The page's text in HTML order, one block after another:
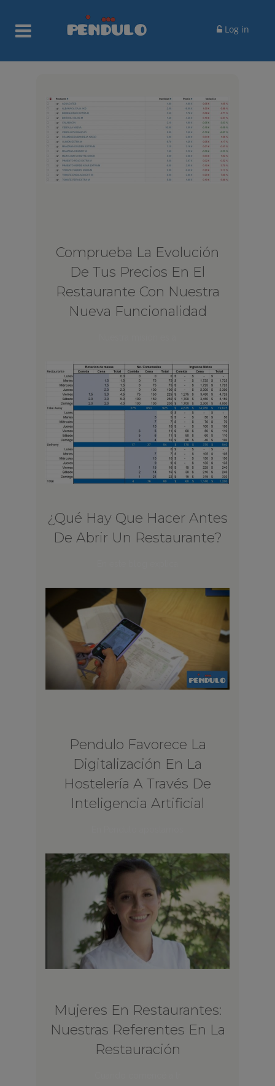
Log in
Comprueba La Evolución
De Tus Precios En El
Restaurante Con Nuestra
Nueva Funcionalidad
¿Qué Hay Que Hacer Antes
De Abrir Un Restaurante?
Pendulo Favorece La
Digitalización En La
Hostelería A Través De
Inteligencia Artificial
Mujeres En Restaurantes:
Nuestras Referentes En La
Restauración